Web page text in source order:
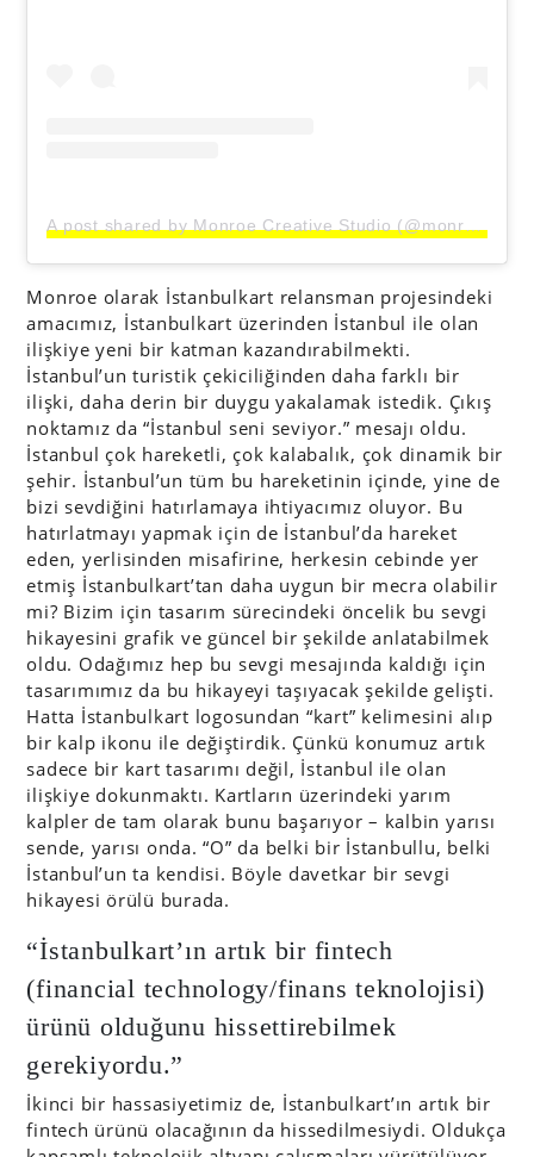
Monroe olarak İstanbulkart relansman projesindeki
amacımız, İstanbulkart üzerinden İstanbul ile olan
ilişkiye yeni bir katman kazandırabilmekti.
İstanbul’un turistik çekiciliğinden daha farklı bir
ilişki, daha derin bir duygu yakalamak istedik. Çıkış
noktamız da “İstanbul seni seviyor.” mesajı oldu.
İstanbul çok hareketli, çok kalabalık, çok dinamik bir
şehir. İstanbul’un tüm bu hareketinin içinde, yine de
bizi sevdiğini hatırlamaya ihtiyacımız oluyor. Bu
hatırlatmayı yapmak için de İstanbul’da hareket
eden, yerlisinden misafirine, herkesin cebinde yer
etmiş İstanbulkart’tan daha uygun bir mecra olabilir
mi? Bizim için tasarım sürecindeki öncelik bu sevgi
hikayesini grafik ve güncel bir şekilde anlatabilmek
oldu. Odağımız hep bu sevgi mesajında kaldığı için
tasarımımız da bu hikayeyi taşıyacak şekilde gelişti.
Hatta İstanbulkart logosundan “kart” kelimesini alıp
bir kalp ikonu ile değiştirdik. Çünkü konumuz artık
sadece bir kart tasarımı değil, İstanbul ile olan
ilişkiye dokunmaktı. Kartların üzerindeki yarım
kalpler de tam olarak bunu başarıyor – kalbin yarısı
sende, yarısı onda. “O” da belki bir İstanbullu, belki
İstanbul’un ta kendisi. Böyle davetkar bir sevgi
hikayesi örülü burada.
“İstanbulkart’ın artık bir fintech
(financial technology/finans teknolojisi)
ürünü olduğunu hissettirebilmek
gerekiyordu.”
İkinci bir hassasiyetimiz de, İstanbulkart’ın artık bir
fintech ürünü olacağının da hissedilmesiydi. Oldukça